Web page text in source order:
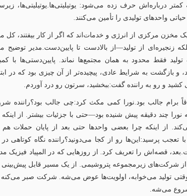
کمتر درباره‌اش حرف زده می‌شود: یوتیلیتی‌ها.یوتیلیتی‌ها،
واحدهای تولیدی را تأمین می‌کنند.
مخزن مرکزی از انرژی و خدمات‌اند که اگر از کار بیفتند،
زنجیره‌ای از تولید—از بالادست تا پایین‌دست.مدیر توضیح
تولید فقط محدود به همان مجتمع‌ها نماند. پایین‌دستی‌ها با
و بازگشت به شرایط عادی، پیچیده‌تر از آن چیزی بود که در
کشید و رو به راننده گفت:ببخشید، سرتون رو درد آوردم.
برام جالب بود.نورا کمی مکث کرد:چی جالب بود؟راننده
نورا چند دقیقه پیش شنیده بود—حتی با جزئیات بیشتر. از
از اینکه چرا بعضی واحدها حتی بعد از پایان حملات هم
با تعجب پرسید:این‌ها رو از کجا می‌دونید؟راننده نگاه کوتاهی
قصه‌اش را تعریف کرد. از روزهایی که در المپیاد فیزیک
از شرکت‌های زیرمجموعه پتروشیمی. از یک مسیر قابل پیش‌بینی
وقتی تولید می‌خوابه، اولویت‌ها عوض می‌شه. شرکت صبر
شروع می‌شه.